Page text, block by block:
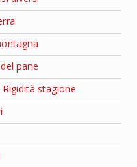
pane
stagione